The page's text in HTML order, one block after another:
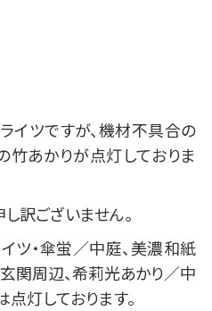
イツですが、機材不具合の
竹あかりが点灯しておりま
訳ございません。
ツ・傘蛍／中庭、美濃和紙
関周辺、希莉光あかり／中
灯しております。